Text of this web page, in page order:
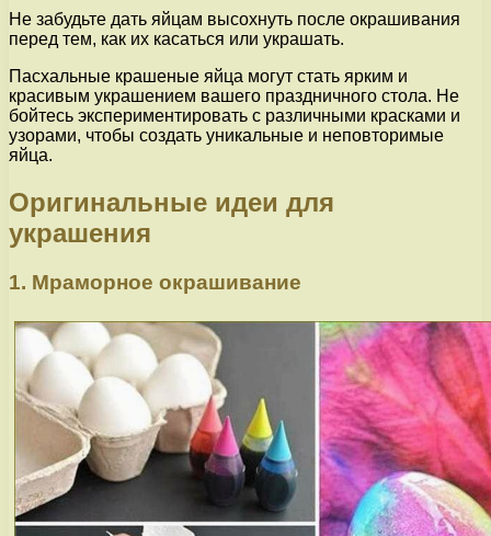
Не забудьте дать яйцам высохнуть после окрашивания
перед тем, как их касаться или украшать.
Пасхальные крашеные яйца могут стать ярким и
красивым украшением вашего праздничного стола. Не
бойтесь экспериментировать с различными красками и
узорами, чтобы создать уникальные и неповторимые
яйца.
Оригинальные идеи для
украшения
1. Мраморное окрашивание